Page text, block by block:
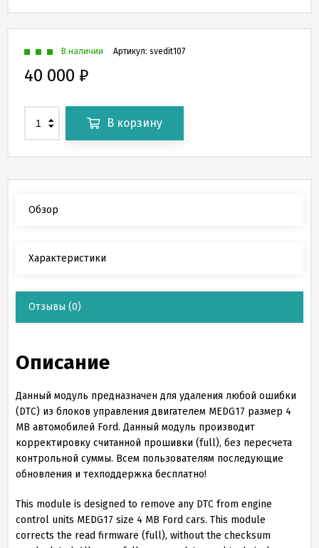
Артикул: svedit107
В наличии
40 000 ₽
В корзину
Обзор
Характеристики
Отзывы (0)
Описание
Данный модуль предназначен для удаления любой ошибки
(DTC) из блоков управления двигателем MEDG17 размер 4
MB автомобилей Ford. Данный модуль производит
корректировку считанной прошивки (full), без пересчета
контрольной суммы. Всем пользователям последующие
обновления и техподдержка бесплатно!
This module is designed to remove any DTC from engine
control units MEDG17 size 4 MB Ford cars. This module
corrects the read firmware (full), without the checksum